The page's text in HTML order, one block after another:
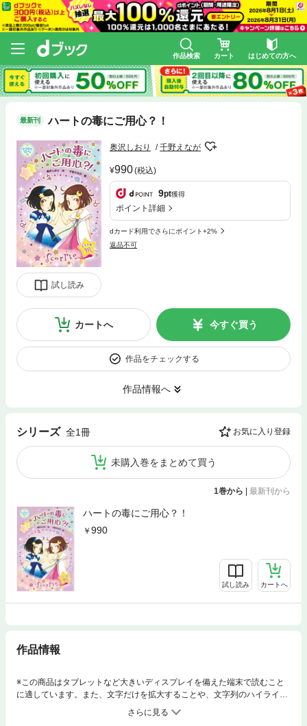
作品検索 カート はじめての方へ
最新刊 ハートの毒にご用心？！
試し読み
奥沢しおり 千野えなが
990(税込)
9pt獲得
ポイント詳細
dカード利用でさらにポイント+2%
返品不可
カートへ 今すぐ買う
作品をチェックする
作品情報へ
シリーズ 全1冊 お気に入り登録
未購入巻をまとめて買う
1巻から | 最新刊から
ハートの毒にご用心？！
990
試し読み カートへ
作品情報
※この商品はタブレットなど大きいディスプレイを備えた端末で読むこと
に適しています。また、文字だけを拡大することや、文字列のハイライ
ト、検索、辞書の参照、引用などの機能が使用できません。星の世界から
レオが帰ってきて、樹里は大喜び。だけど、同時に自分にそっくりな恋の